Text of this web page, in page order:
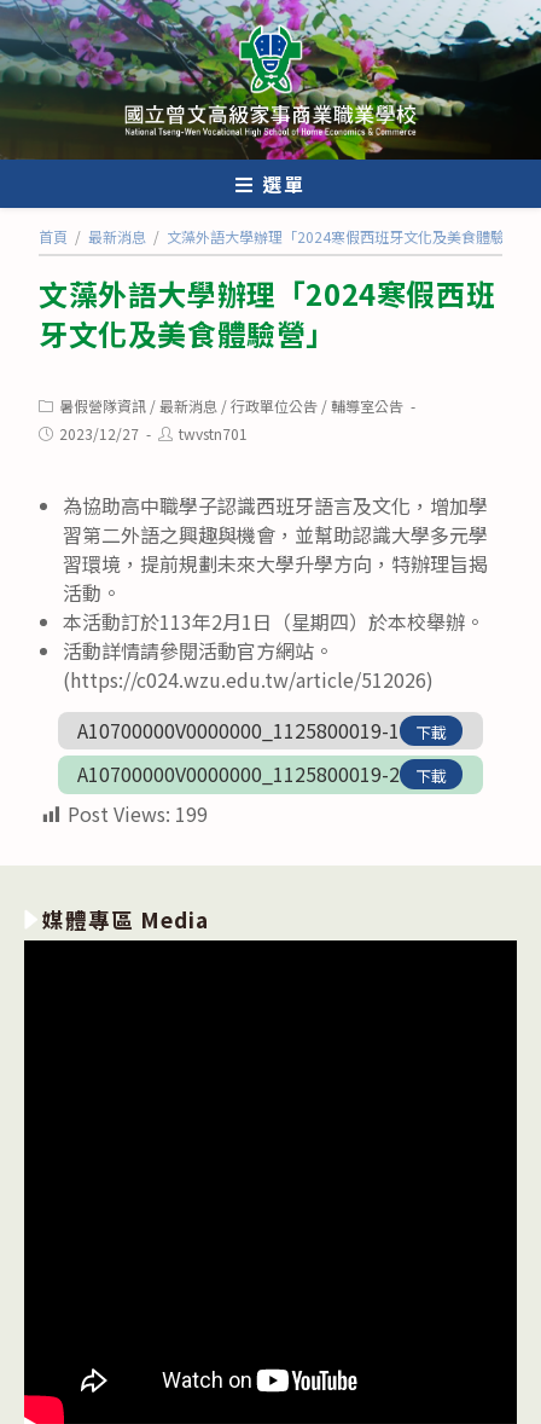
跳
轉
至
內
選單
首頁 / 最新消息 / 文藻外語大學辦理「2024寒假西班牙文化及美食體驗營」
文藻外語大學辦理「2024寒假西班
牙文化及美食體驗營」
Post
category:
暑假營隊資訊 /最新消息 /行政單位公告 /輔導室公告
Post2023/12/27
Posttwvstn701
為協助高中職學子認識西班牙語言及文化，增加學
習第二外語之興趣與機會，並幫助認識大學多元學
習環境，提前規劃未來大學升學方向，特辦理旨揭
活動。
本活動訂於113年2月1日（星期四）於本校舉辦。
活動詳情請參閱活動官方網站。
(https://c024.wzu.edu.tw/article/512026)
A10700000V0000000_1125800019-1
下載
A10700000V0000000_1125800019-2 下載
Post Views: 199
媒體專區 Media